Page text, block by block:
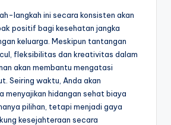
langkah ini secara konsisten akan
positif bagi kesehatan jangka
keluarga. Meskipun tantangan
fleksibilitas dan kreativitas dalam
akan membantu mengatasi
Seiring waktu, Anda akan
menyajikan hidangan sehat biaya
pilihan, tetapi menjadi gaya
kesejahteraan secara